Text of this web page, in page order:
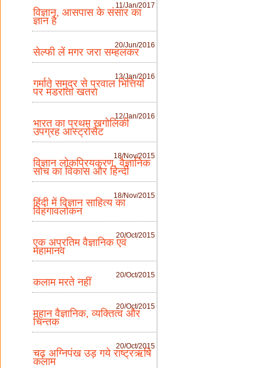
11/Jan/2017
विज्ञान, आसपास के संसार का
ज्ञान है
20/Jun/2016
सेल्फी लें मगर जरा सम्हलकर
13/Jan/2016
गर्माते समुद्र से प्रवाल भित्तियों
पर मंडराता खतरा
12/Jan/2016
भारत का प्रथम खगोलिकी
उपग्रह आस्ट्रोसैट
18/Nov/2015
विज्ञान लोकप्रियकरण, वैज्ञानिक
सोच का विकास और हिन्दी
18/Nov/2015
हिंदी में विज्ञान साहित्य का
विहंगावलोकन
20/Oct/2015
एक अप्रतिम वैज्ञानिक एवं
महामानव
20/Oct/2015
कलाम मरते नहीं
20/Oct/2015
महान वैज्ञानिक, व्यक्तित्व और
चिन्तक
20/Oct/2015
चढ़ अग्निपंख उड़ गये राष्ट्रऋषि
कलाम